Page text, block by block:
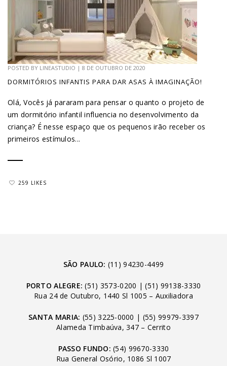
POSTED BY LINEASTUDIO | 8 DE OUTUBRO DE 2020
DORMITÓRIOS INFANTIS PARA DAR ASAS À IMAGINAÇÃO!
Olá, Vocês já pararam para pensar o quanto o projeto de
um dormitório infantil influencia no desenvolvimento da
criança? É nesse espaço que os pequenos irão receber os
primeiros estímulos...
259 LIKES
SÃO PAULO: (11) 94230-4499
PORTO ALEGRE: (51) 3573-0200 |(51) 99138-3330
Rua 24 de Outubro, 1440 Sl 1005 – Auxiliadora
SANTA MARIA: (55) 3225-0000 | (55) 99979-3397
Alameda Timbaúva, 347 – Cerrito
PASSO FUNDO: (54) 99670-3330
Rua General Osório, 1086 Sl 1007